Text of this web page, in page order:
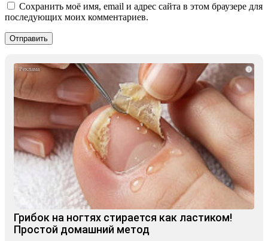
Сохранить моё имя, email и адрес сайта в этом браузере для
последующих моих комментариев.
i
Грибок на ногтях стирается как ластиком!
Простой домашний метод